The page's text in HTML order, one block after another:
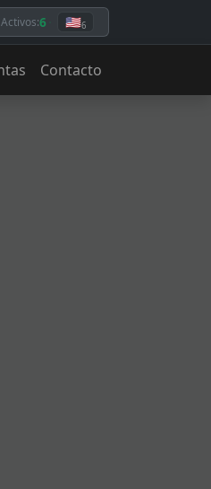
Activos:6 🇺🇸6
Contacto